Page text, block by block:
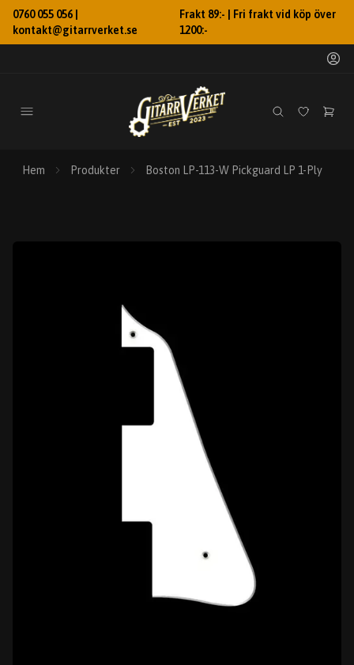
0760 055 056 |
kontakt@gitarrverket.se
Frakt 89:- | Fri frakt vid köp över
1200:-
Hem Produkter Boston LP-113-W Pickguard LP 1-Ply